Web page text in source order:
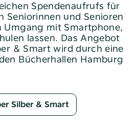
Spendenaufrufs für
­Seniorinnen und Senioren
Umgang mit Smartphone,
lassen. Das Angebot
& Smart wird durch eine
Bücherhallen Hamburg
Silber & Smart